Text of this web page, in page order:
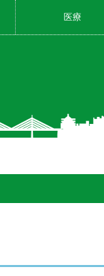
医療